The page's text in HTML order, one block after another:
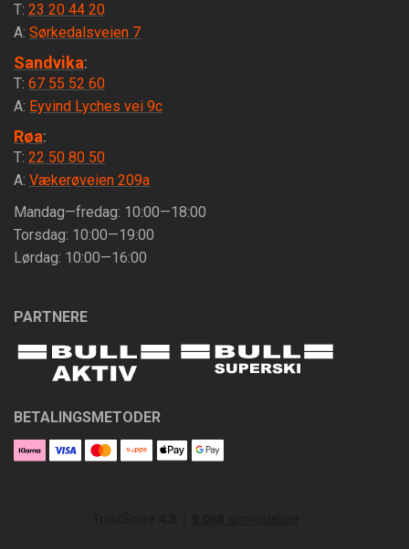
T: 23 20 44 20
A: Sørkedalsveien 7
Sandvika:
T: 67 55 52 60
A: Eyvind Lyches vei 9c
Røa:
T: 22 50 80 50
A: Vækerøveien 209a
Mandag—fredag: 10:00—18:00
Torsdag: 10:00—19:00
Lørdag: 10:00—16:00
PARTNERE
BETALINGSMETODER